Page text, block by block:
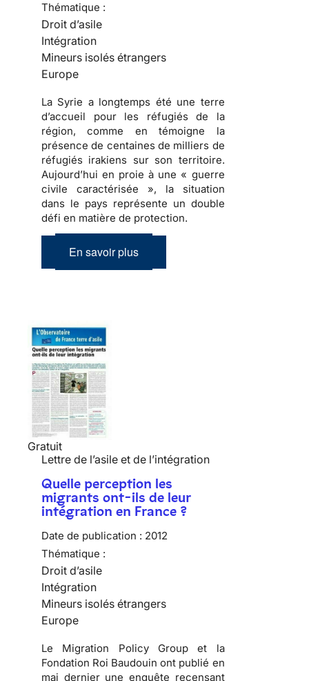
Thématique :
Droit d’asile
Intégration
Mineurs isolés étrangers
Europe
La Syrie a longtemps été une terre
d’accueil pour les réfugiés de la
région, comme en témoigne la
présence de centaines de milliers de
réfugiés irakiens sur son territoire.
Aujourd’hui en proie à une « guerre
civile caractérisée », la situation
dans le pays représente un double
défi en matière de protection.
En savoir plus
Gratuit
Lettre de l’asile et de l’intégration
Quelle perception les
migrants ont-ils de leur
intégration en France ?
Date de publication : 2012
Thématique :
Droit d’asile
Intégration
Mineurs isolés étrangers
Europe
Le Migration Policy Group et la
Fondation Roi Baudouin ont publié en
mai dernier une enquête recensant